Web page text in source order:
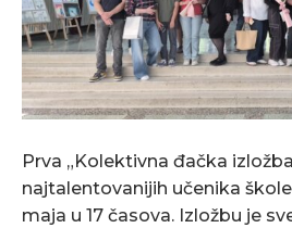
Prva „Kolektivna đačka
najtalentovanijih učenika
maja u 17 časova. Izložbu je